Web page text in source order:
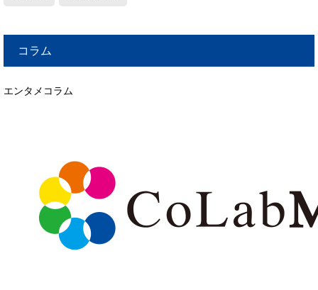
コラム
エンタメコラム